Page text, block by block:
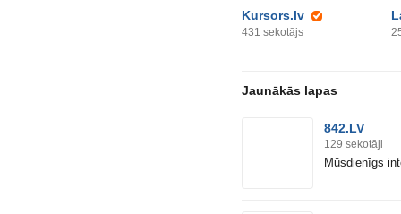
Kursors.lv
431 sekotājs
Jaunākās lapas
842.LV
129 sekotāji
Mūsdienīgs